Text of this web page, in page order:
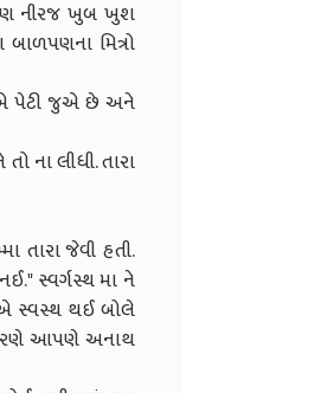
નીરજ ખુબ ખુશ
મિત્રો
એ પેટી જુએ છે અને
ના લીધી. તારા
તારા જેવી હતી.
સ્વર્ગસ્થ મા ને
સ્વસ્થ થઈ બોલે
આપણે અનાથ